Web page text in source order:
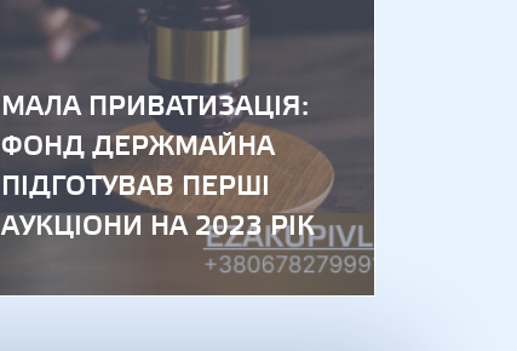
МАЛА ПРИВАТИЗАЦІЯ:
ФОНД ДЕРЖМАЙНА
ПІДГОТУВАВ ПЕРШІ
АУКЦІОНИ НА 2023 РІК